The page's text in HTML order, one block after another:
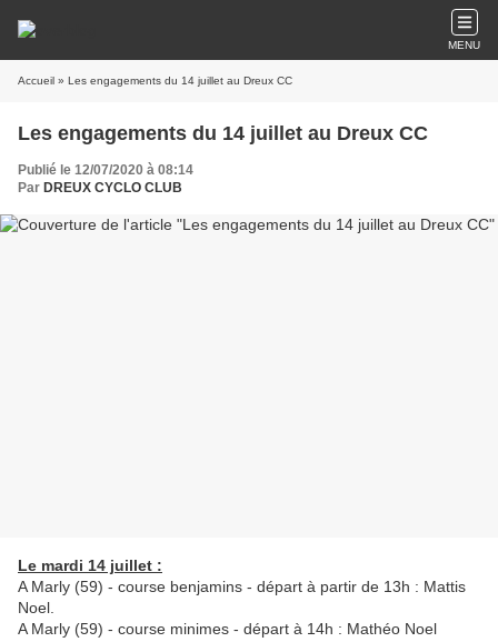
MENU
Accueil » Les engagements du 14 juillet au Dreux CC
Les engagements du 14 juillet au Dreux CC
Publié le 12/07/2020 à 08:14
Par DREUX CYCLO CLUB
Le mardi 14 juillet :
A Marly (59) - course benjamins - départ à partir de 13h : Mattis
Noel.
A Marly (59) - course minimes - départ à 14h : Mathéo Noel